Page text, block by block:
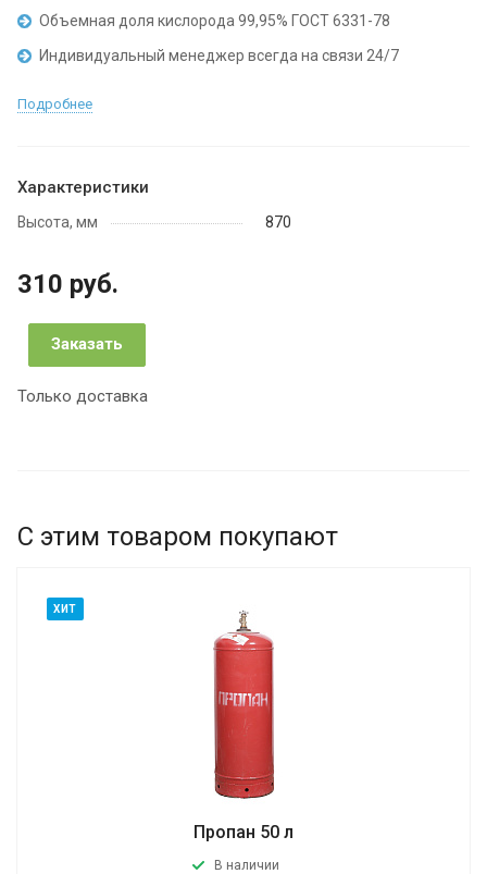
Объемная доля кислорода 99,95% ГОСТ 6331-78
Индивидуальный менеджер всегда на связи 24/7
Подробнее
Характеристики
Высота, мм 870
310 руб.
Заказать
Только доставка
С этим товаром покупают
ХИТ
Пропан 50 л
В наличии